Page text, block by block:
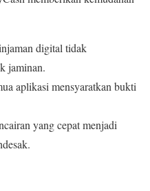
digital tidak
jaminan.
aplikasi mensyaratkan bukti
yang cepat menjadi